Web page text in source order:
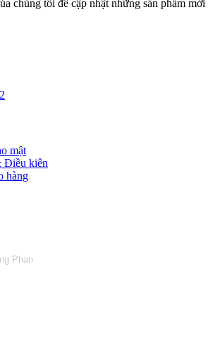
chúng tôi để cập nhật những sản phẩm mới
mật
Điều kiên
hàng
Phan